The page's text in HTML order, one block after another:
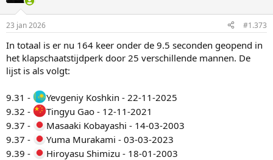
s
23 jan 2026 #1.373
In totaal is er nu 164 keer onder de 9.5 seconden geopend in
het klapschaatstijdperk door 25 verschillende mannen. De
lijst is als volgt:
9.31 -
Yevgeniy Koshkin - 22-11-2025
9.32 -
Tingyu Gao - 12-11-2021
9.37 -
Masaaki Kobayashi - 14-03-2003
9.37 -
Yuma Murakami - 03-03-2023
9.39 -
Hiroyasu Shimizu - 18-01-2003